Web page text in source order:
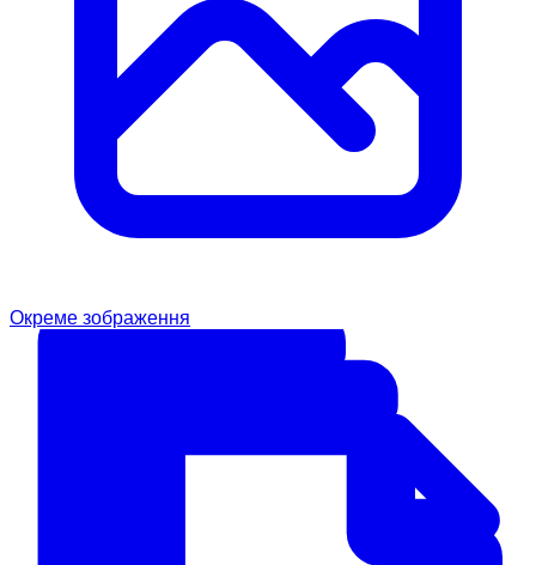
Окреме зображення